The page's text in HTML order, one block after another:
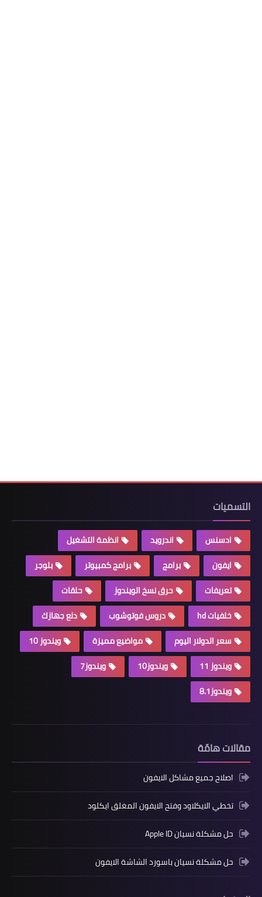
التسميات
ادسنس اندرويد
انظمة التشغيل
ايفون
برامج برامج كمبيوتر
بلوجر
تعريفات
حرق نسخ الويندوز
حلقات
خلفيات hd
دروس فوتوشوب
دلع جهازك
سعر الدولار اليوم
مواضيع مميزة
ويندوز 10
ويندوز 11
ويندوز10
ويندوز7
ويندوز8.1
مقالات هامّة
اصلاح جميع مشاكل الايفون
تخطي الايكلاود وفتح الايفون المغلق ايكلود
حل مشكلة نسيان Apple ID
حل مشكلة نسيان باسورد الشاشة الايفون